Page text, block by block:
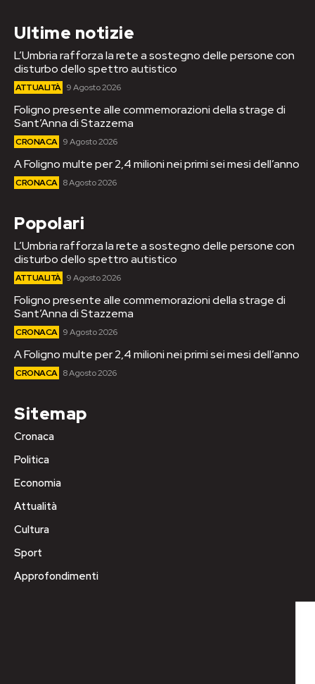
Ultime notizie
L’Umbria rafforza la rete a sostegno delle persone con
disturbo dello spettro autistico
ATTUALITÀ 9 Agosto 2026
Foligno presente alle commemorazioni della strage di
Sant’Anna di Stazzema
CRONACA 9 Agosto 2026
A Foligno multe per 2,4 milioni nei primi sei mesi dell’anno
CRONACA 8 Agosto 2026
Popolari
L’Umbria rafforza la rete a sostegno delle persone con
disturbo dello spettro autistico
ATTUALITÀ 9 Agosto 2026
Foligno presente alle commemorazioni della strage di
Sant’Anna di Stazzema
CRONACA 9 Agosto 2026
A Foligno multe per 2,4 milioni nei primi sei mesi dell’anno
CRONACA 8 Agosto 2026
Sitemap
Cronaca
Politica
Economia
Attualità
Cultura
Sport
Approfondimenti